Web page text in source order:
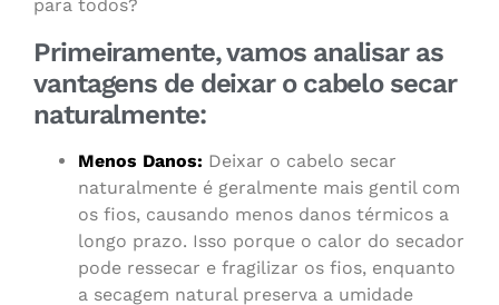
para todos?
Primeiramente, vamos analisar as
vantagens de deixar o cabelo secar
naturalmente:
Menos Danos: Deixar o cabelo secar
naturalmente é geralmente mais gentil com
os fios, causando menos danos térmicos a
longo prazo. Isso porque o calor do secador
pode ressecar e fragilizar os fios, enquanto
a secagem natural preserva a umidade